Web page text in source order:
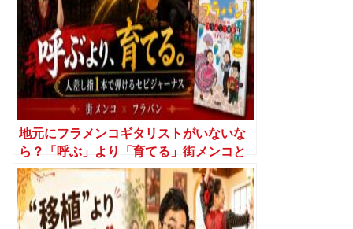
地元にフラメンコギタリストがいないな
ら？「呼ぶ」より「育てる」街メンコと
いう選択肢